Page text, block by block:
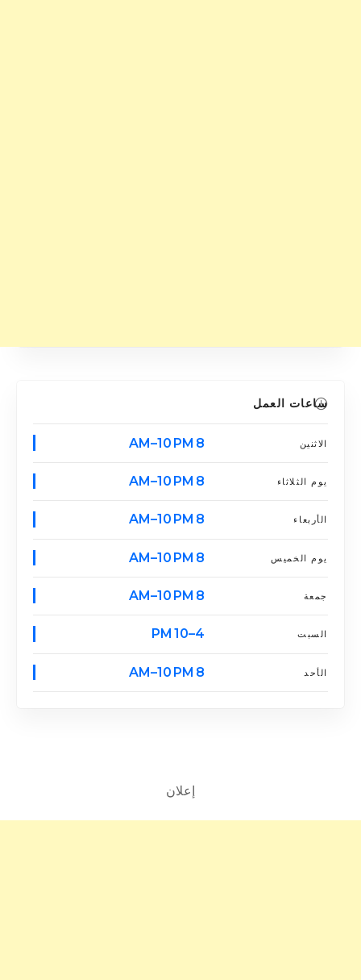
ساعات العمل
الاثنين 8 AM–10 PM
يوم الثلاثاء 8 AM–10 PM
الأربعاء 8 AM–10 PM
يوم الخميس 8 AM–10 PM
جمعة 8 AM–10 PM
السبت 4–10 PM
الأحد 8 AM–10 PM
إعلان